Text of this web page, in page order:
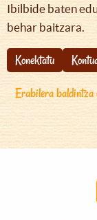
Ibilbide baten
behar baitzara.
Konektatu
Erabilera